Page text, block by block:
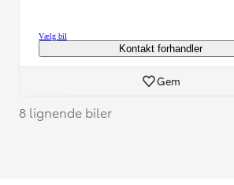
Vælg bil
Kontakt forhandler
Gem
8 lignende biler